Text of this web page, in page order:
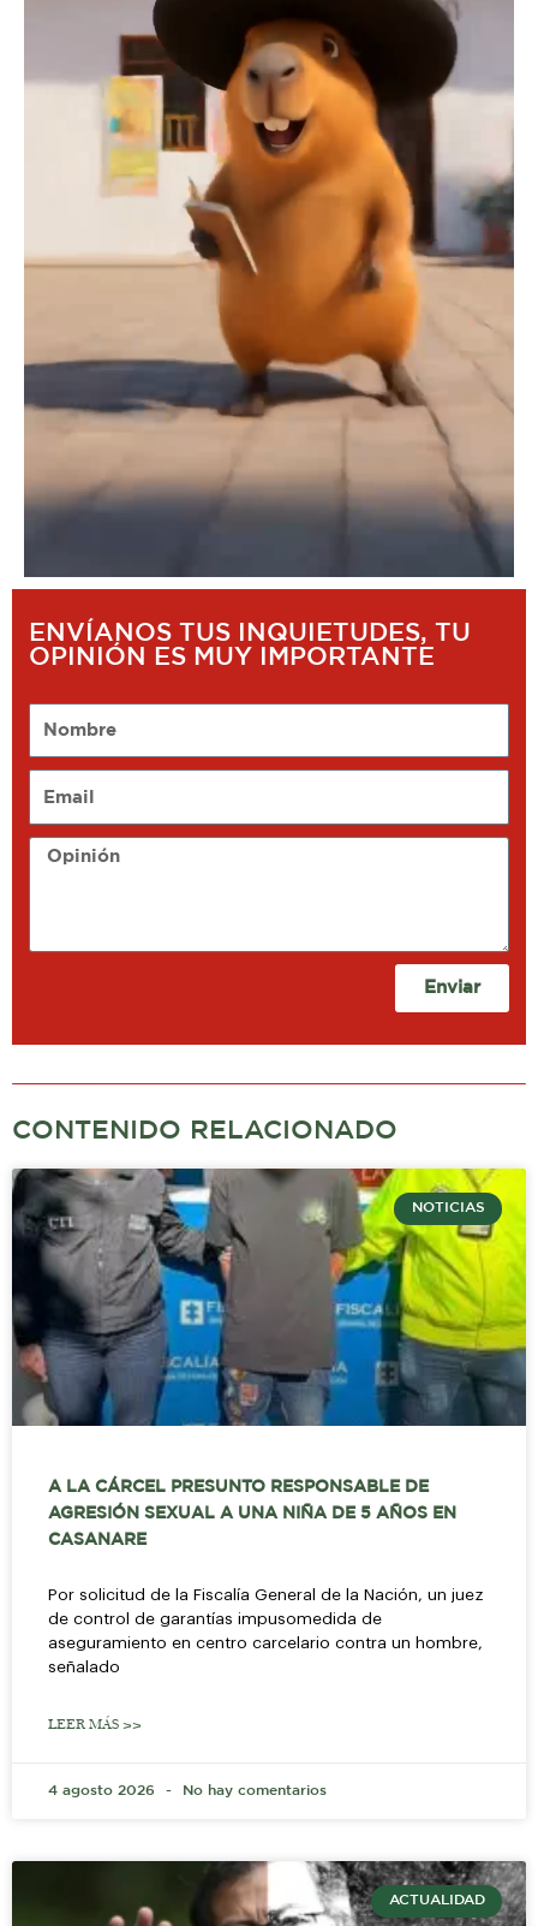
ENVÍANOS TUS INQUIETUDES, TU
OPINIÓN ES MUY IMPORTANTE
Opinión
Enviar
CONTENIDO RELACIONADO
NOTICIAS
A LA CÁRCEL PRESUNTO RESPONSABLE DE
AGRESIÓN SEXUAL A UNA NIÑA DE 5 AÑOS EN
CASANARE
Por solicitud de la Fiscalía General de la Nación, un juez
de control de garantías impusomedida de
aseguramiento en centro carcelario contra un hombre,
señalado
LEER MÁS >>
4 agosto 2026 No hay comentarios
ACTUALIDAD